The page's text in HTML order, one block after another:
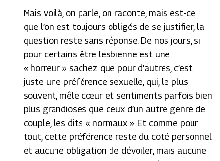
Mais voilà, on parle, on raconte, mais est-ce
que l’on est toujours obligés de se justifier, la
question reste sans réponse. De nos jours, si
pour certains être lesbienne est une
« horreur » sachez que pour d’autres, c’est
juste une préférence sexuelle, qui, le plus
souvent, mêle cœur et sentiments parfois bien
plus grandioses que ceux d’un autre genre de
couple, les dits « normaux ». Et comme pour
tout, cette préférence reste du coté personnel
et aucune obligation de dévoiler, mais aucune